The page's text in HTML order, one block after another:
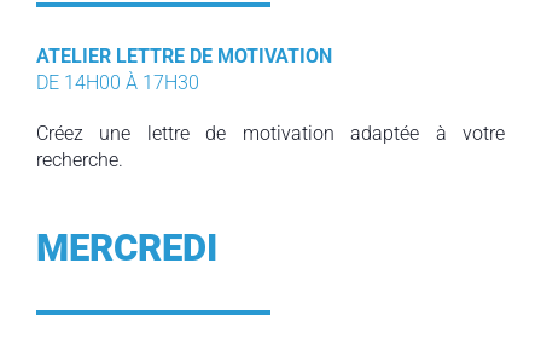
ATELIER LETTRE DE MOTIVATION
DE 14H00 À 17H30
Créez une lettre de motivation adaptée à votre
recherche.
MERCREDI